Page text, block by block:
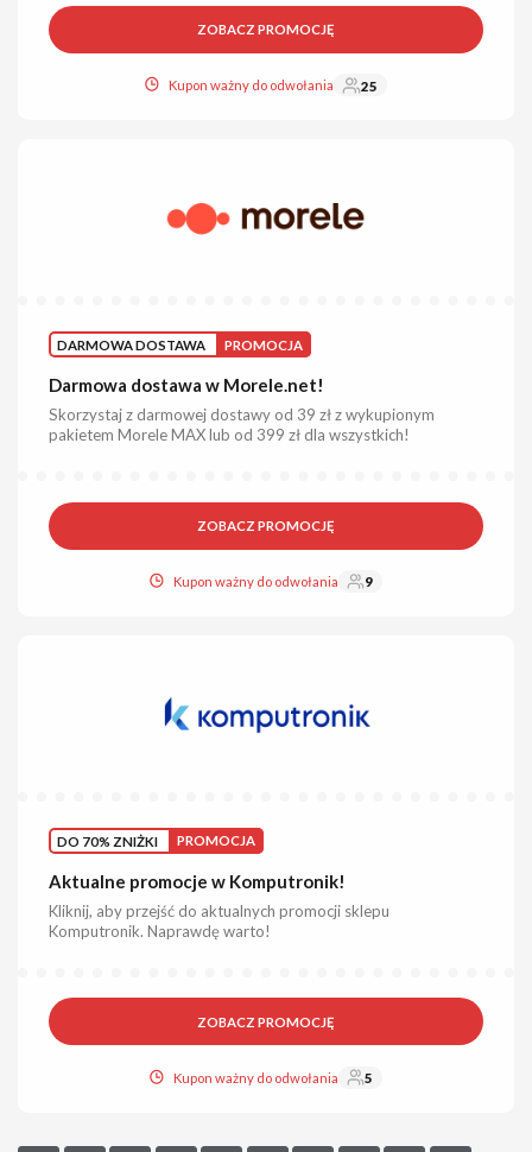
ZOBACZ PROMOCJĘ
Kupon ważny do odwołania 25
DARMOWA DOSTAWA PROMOCJA
Darmowa dostawa w Morele.net!
Skorzystaj z darmowej dostawy od 39 zł z wykupionym
pakietem Morele MAX lub od 399 zł dla wszystkich!
ZOBACZ PROMOCJĘ
Kupon ważny do odwołania 9
DO 70% ZNIŻKI PROMOCJA
Aktualne promocje w Komputronik!
Kliknij, aby przejść do aktualnych promocji sklepu
Komputronik. Naprawdę warto!
ZOBACZ PROMOCJĘ
Kupon ważny do odwołania 5